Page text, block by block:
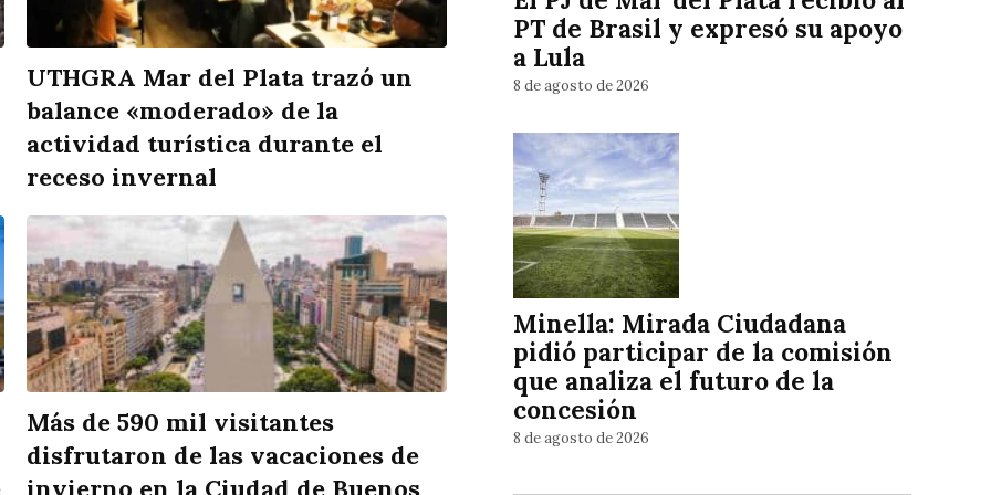
UTHGRA Mar del Plata trazó un
balance «moderado» de la
actividad turística durante el
receso invernal
Más de 590 mil visitantes
disfrutaron de las vacaciones de
invierno en la Ciudad de Buenos
PT de Brasil y expresó su apoyo
a Lula
8 de agosto de 2026
Minella: Mirada Ciudadana
pidió participar de la comisión
que analiza el futuro de la
concesión
8 de agosto de 2026